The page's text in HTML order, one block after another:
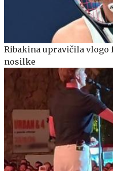
Ribakina upravičila vlogo
nosilke